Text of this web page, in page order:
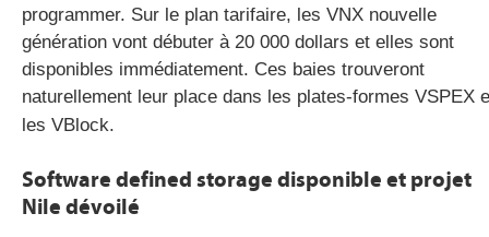
programmer. Sur le plan tarifaire, les VNX nouvelle
génération vont débuter à 20 000 dollars et elles sont
disponibles immédiatement. Ces baies trouveront
naturellement leur place dans les plates-formes VSPEX
les VBlock.
Software defined storage disponible et projet
Nile dévoilé